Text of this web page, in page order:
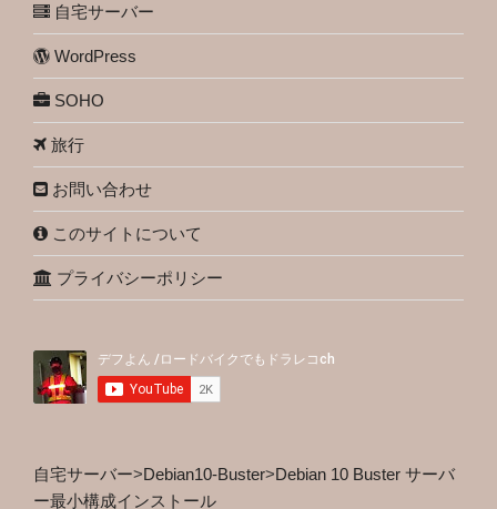
自宅サーバー
WordPress
SOHO
旅行
お問い合わせ
このサイトについて
プライバシーポリシー
自宅サーバー>Debian10-Buster>Debian 10 Buster サーバ
ー最小構成インストール